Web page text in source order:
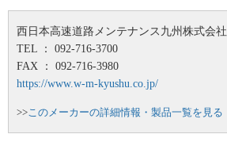
西日本高速道路メンテナンス九州株式会社
TEL ： 092-716-3700
FAX ： 092-716-3980
https://www.w-m-kyushu.co.jp/
>> このメーカーの詳細情報・製品一覧を見る